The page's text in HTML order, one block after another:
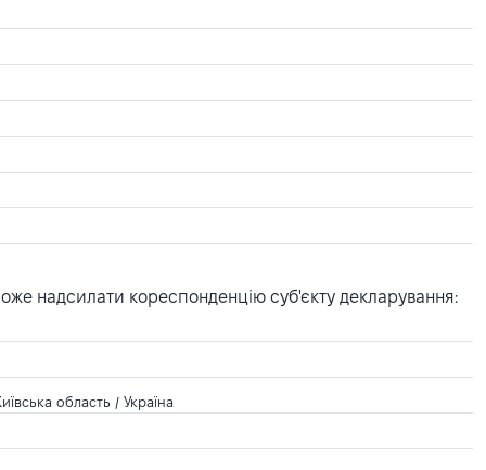
надсилати кореспонденцію суб'єкту декларування:
область / Україна